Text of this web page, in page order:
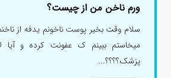
ورم ناخن من از چیست؟
سلام وقت بخیر پوست ناخونم یدفه از
میخاستم ببینم ک عفونت کرده و
پزشک؟؟؟؟...